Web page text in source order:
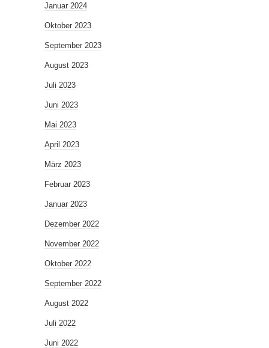
Januar 2024
Oktober 2023
September 2023
August 2023
Juli 2023
Juni 2023
Mai 2023
April 2023
März 2023
Februar 2023
Januar 2023
Dezember 2022
November 2022
Oktober 2022
September 2022
August 2022
Juli 2022
Juni 2022